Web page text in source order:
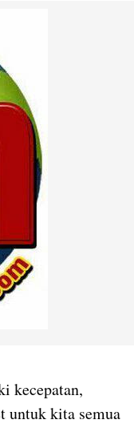
kecepatan,
untuk kita semua